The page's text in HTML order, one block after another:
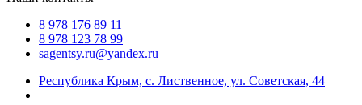
8 978 176 89 11
8 978 123 78 99
sagentsy.ru@yandex.ru
Республика Крым, с. Лиственное, ул. Советская, 44